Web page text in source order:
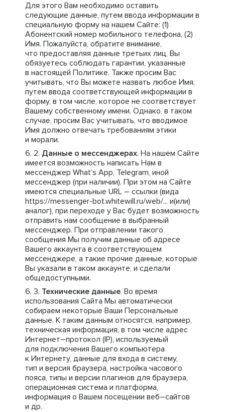
Для этого Вам необходимо оставить
следующие данные, путем ввода информации в
специальную форму на нашем Сайте: (1)
Абонентский номер мобильного телефона, (2)
Имя. Пожалуйста, обратите внимание,
что предоставляя данные третьих лиц, Вы
обязуетесь соблюдать гарантии, указанные
в настоящей Политике. Также просим Вас
учитывать, что Вы можете назвать любое Имя,
путем ввода соответствующей информации в
форму, в том числе, которое не соответствует
Вашему собственному имени. Однако, в таком
случае, просим Вас учитывать, что вводимое
Имя должно отвечать требованиям этики
и морали.
Данные о мессенджерах. На нашем Сайте
имеется возможность написать Нам в
мессенджер What’s App, Telegram, иной
мессенджер (при наличии). При этом на Сайте
имеются специальные URL – ссылки (вида
https://messenger-bot.whitewill.ru/web/... и(или)
аналог), при переходе у Вас будет возможность
отправить нам сообщение в выбранный
мессенджер. При отправлении такого
сообщения Мы получим данные об адресе
Вашего аккаунта в соответствующем
мессенджере, а такие прочие данные, которые
Вы указали в таком аккаунте, и сделали
общедоступными.
Технические данные. Во время
использования Сайта Мы автоматически
собираем некоторые Ваши Персональные
данные. К таким данным относятся, например,
техническая информация, в том числе адрес
Интернет–протокол (IP), используемый
для подключения Вашего компьютера
к Интернету, данные для входа в систему,
тип и версия браузера, настройка часового
пояса, типы и версии плагинов для браузера,
операционная система и платформа,
информация о Вашем посещении веб–сайтов
и др.